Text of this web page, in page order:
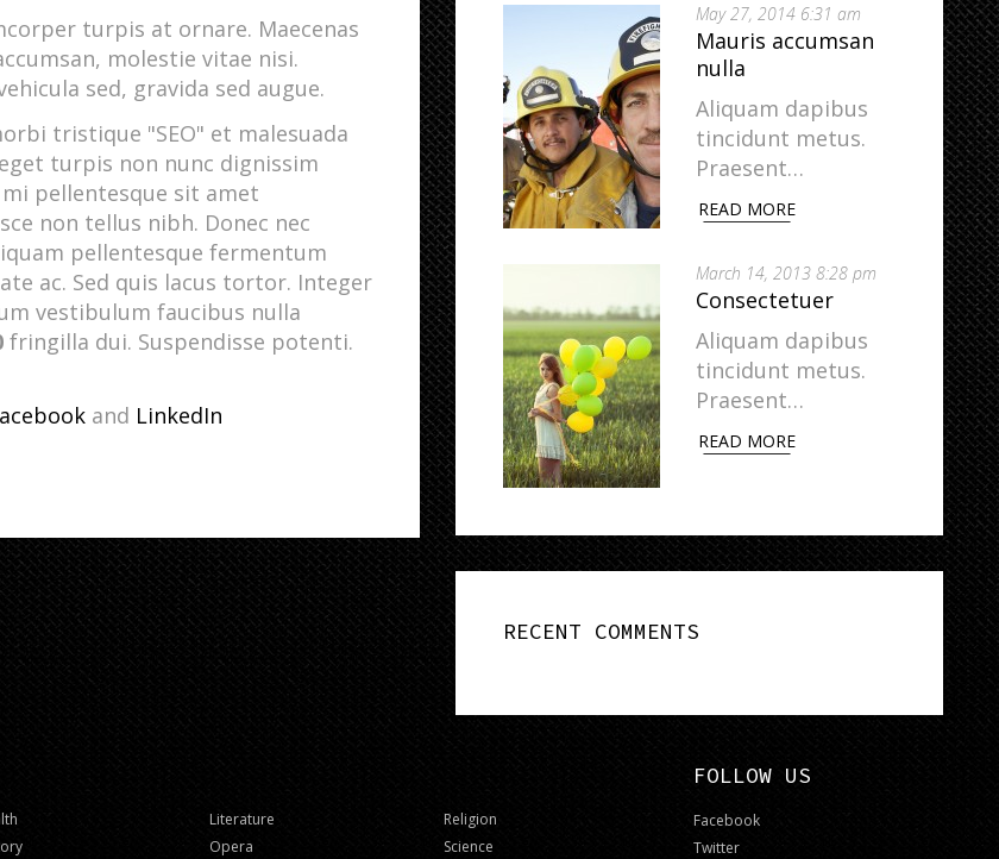
turpis at ornare. Maecenas
molestie vitae nisi.
sed, gravida sed augue.
tristique "SEO" et malesuada
turpis non nunc dignissim
pellentesque sit amet
non tellus nibh. Donec nec
pellentesque fermentum
ac. Sed quis lacus tortor. Integer
vestibulum faucibus nulla
fringilla dui. Suspendisse potenti.
and LinkedIn
May 27, 2014 6:31 am
Mauris accumsan
nulla
Aliquam dapibus
tincidunt metus.
Praesent…
READ MORE
March 14, 2013 8:28 pm
Consectetuer
Aliquam dapibus
tincidunt metus.
Praesent…
READ MORE
RECENT COMMENTS
Literature
Opera
Religion
Science
FOLLOW US
Facebook
Twitter